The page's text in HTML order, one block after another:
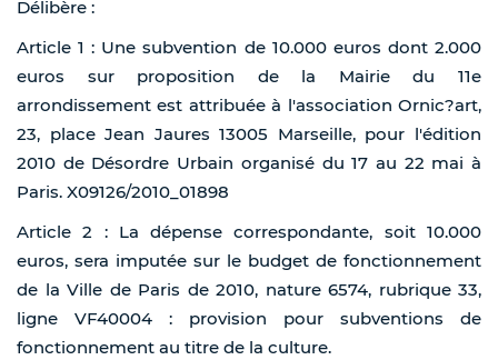
Délibère :
Article 1 : Une subvention de 10.000 euros dont 2.000
euros sur proposition de la Mairie du 11e
arrondissement est attribuée à l'association Ornic?art,
23, place Jean Jaures 13005 Marseille, pour l'édition
2010 de Désordre Urbain organisé du 17 au 22 mai à
Paris. X09126/2010_01898
Article 2 : La dépense correspondante, soit 10.000
euros, sera imputée sur le budget de fonctionnement
de la Ville de Paris de 2010, nature 6574, rubrique 33,
ligne VF40004 : provision pour subventions de
fonctionnement au titre de la culture.